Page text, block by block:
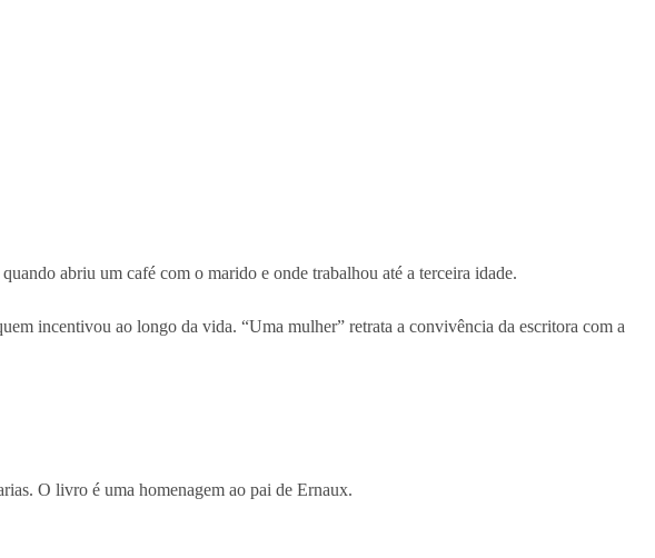
abriu um café com o marido e onde trabalhou até a terceira idade.
incentivou ao longo da vida. “Uma mulher” retrata a convivência da escritora com a
O livro é uma homenagem ao pai de Ernaux.